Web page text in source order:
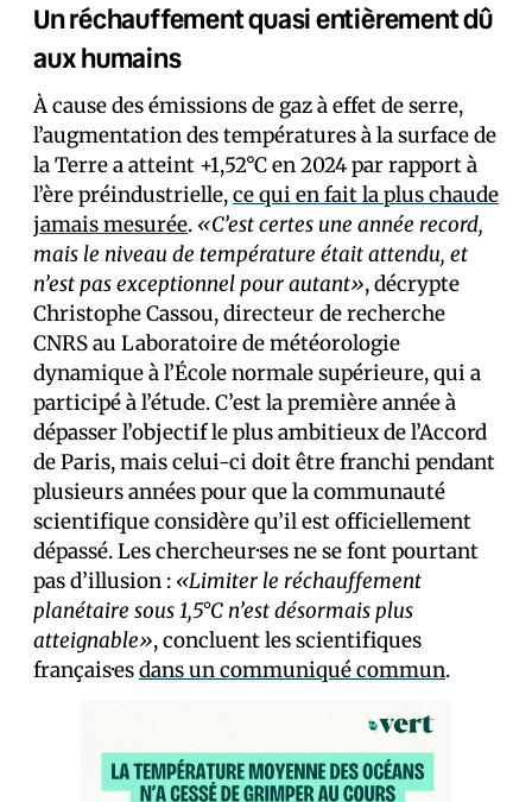
Un réchauffement quasi entièrement dû
aux humains
À cause des émissions de gaz à effet de serre,
l’augmentation des températures à la surface de
la Terre a atteint +1,52°C en 2024 par rapport à
l’ère préindustrielle,ce qui en fait la plus chaude
jamais mesurée. «C’est certes une année record,
mais le niveau de température était attendu, et
n’est pas exceptionnel pour autant», décrypte
Christophe Cassou, directeur de recherche
CNRS au Laboratoire de météorologie
dynamique à l’École normale supérieure, qui a
participé à l’étude. C’est la première année à
dépasser l’objectif le plus ambitieux de l’Accord
de Paris, mais celui-ci doit être franchi pendant
plusieurs années pour que la communauté
scientifique considère qu’il est officiellement
dépassé. Les chercheur·ses ne se font pourtant
pas d’illusion : «Limiter le réchauffement
planétaire sous 1,5°C n’est désormais plus
atteignable», concluent les scientifiques
français·esdans un communiqué commun.